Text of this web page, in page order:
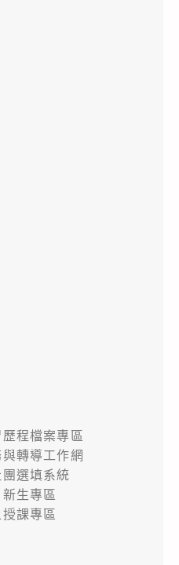
程檔案專區
轉導工作網
團選填系統
新生專區
課專區